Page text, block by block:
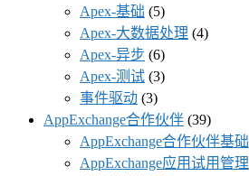
Apex-基础 (5)
Apex-大数据处理 (4)
Apex-异步 (6)
Apex-测试 (3)
事件驱动 (3)
AppExchange合作伙伴 (39)
AppExchange合作伙伴基础
AppExchange应用试用管理